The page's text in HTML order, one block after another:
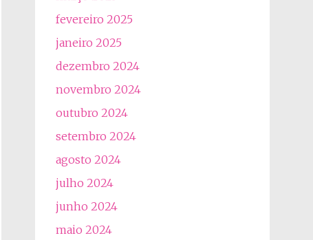
fevereiro 2025
janeiro 2025
dezembro 2024
novembro 2024
outubro 2024
setembro 2024
agosto 2024
julho 2024
junho 2024
maio 2024